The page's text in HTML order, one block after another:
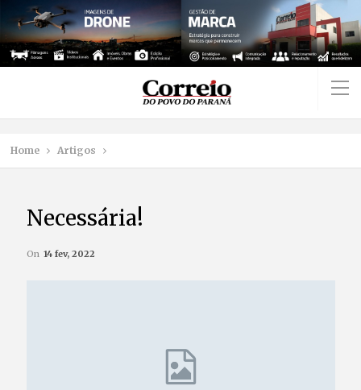
Home Artigos
Necessária!
On 14 fev, 2022